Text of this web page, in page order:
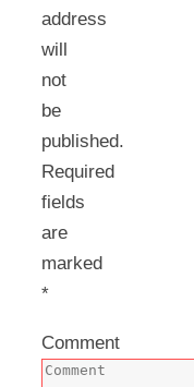
address
will
not
be
published.
Required
fields
are
marked
*
Comment